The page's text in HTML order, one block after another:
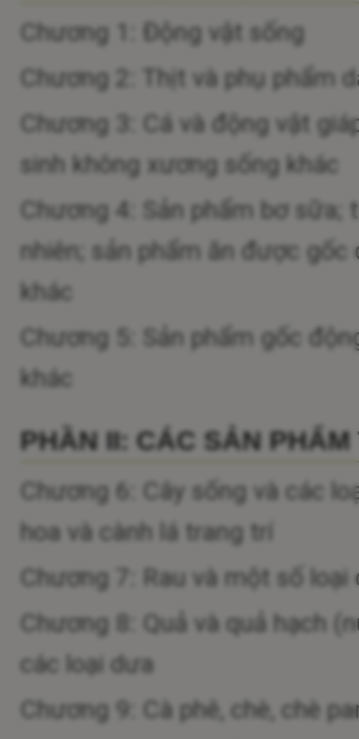
Chương 1: Động vật sống
Chương 2: Thịt và phụ phẩm
Chương 3: Cá và động vật
sinh không xương sống khác
Chương 4: Sản phẩm bơ
nhiên; sản phẩm ăn được
khác
Chương 5: Sản phẩm gốc
khác
PHẦN II: CÁC SẢN
Chương 6: Cây sống và các
hoa và cành lá trang trí
Chương 7: Rau và một số
Chương 8: Quả và quả hạch
các loại dưa
Chương 9: Cà phê, chè, chè